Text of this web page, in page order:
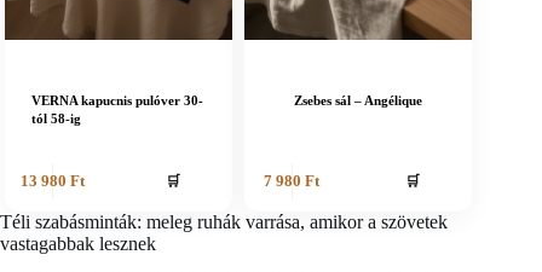
VERNA kapucnis pulóver 30-
tól 58-ig
13 980 Ft 🛒
Zsebes sál – Angélique
7 980Ft
🛒
Téli szabásminták: meleg ruhák varrása, amikor a szövetek
vastagabbak lesznek